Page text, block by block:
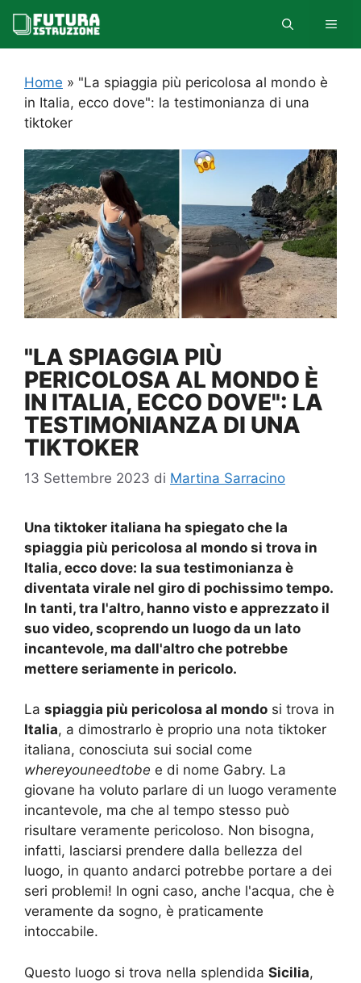
contenuto
Home » "La spiaggia più pericolosa al mondo è
in Italia, ecco dove": la testimonianza di una
tiktoker
"LA SPIAGGIA PIÙ
PERICOLOSA AL MONDO È
IN ITALIA, ECCO DOVE": LA
TESTIMONIANZA DI UNA
TIKTOKER
13 Settembre 2023 di Martina Sarracino
Una tiktoker italiana ha spiegato che la
spiaggia più pericolosa al mondo si trova in
Italia, ecco dove: la sua testimonianza è
diventata virale nel giro di pochissimo tempo.
In tanti, tra l'altro, hanno visto e apprezzato il
suo video, scoprendo un luogo da un lato
incantevole, ma dall'altro che potrebbe
mettere seriamente in pericolo.
La spiaggia più pericolosa al mondo si trova in
Italia, a dimostrarlo è proprio una nota tiktoker
italiana, conosciuta sui social come
whereyouneedtobe e di nome Gabry. La
giovane ha voluto parlare di un luogo veramente
incantevole, ma che al tempo stesso può
risultare veramente pericoloso. Non bisogna,
infatti, lasciarsi prendere dalla bellezza del
luogo, in quanto andarci potrebbe portare a dei
seri problemi! In ogni caso, anche l'acqua, che è
veramente da sogno, è praticamente
intoccabile.
Questo luogo si trova nella splendida Sicilia,